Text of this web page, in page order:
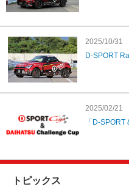
2025/10/31
D-SPORT
2025/02/21
「D-SPORT
トピックス